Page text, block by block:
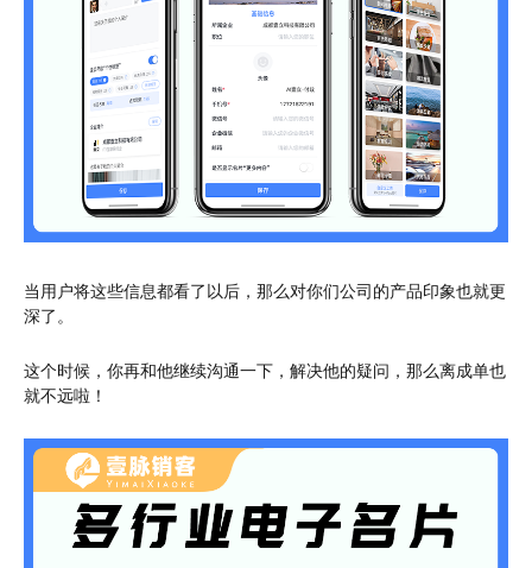
当用户将这些信息都看了以后，那么对你们公司的产品印象也就更
深了。
这个时候，你再和他继续沟通一下，解决他的疑问，那么离成单也
就不远啦！